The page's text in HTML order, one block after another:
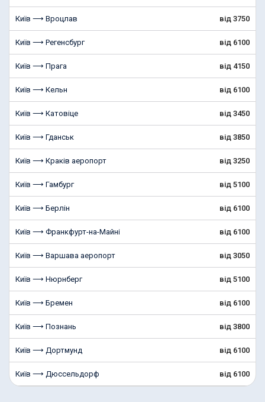
Київ ⟶ Вроцлав від 3750
Київ ⟶ Регенсбург від 6100
Київ ⟶ Прага від 4150
Київ ⟶ Кельн від 6100
Київ ⟶ Катовіце від 3450
Київ ⟶ Гданськ від 3850
Київ ⟶ Краків аеропорт від 3250
Київ ⟶ Гамбург від 5100
Київ ⟶ Берлін від 6100
Київ ⟶ Франкфурт-на-Майні від 6100
Київ ⟶ Варшава аеропорт від 3050
Київ ⟶ Нюрнберг від 5100
Київ ⟶ Бремен від 6100
Київ ⟶ Познань від 3800
Київ ⟶ Дортмунд від 6100
Київ ⟶ Дюссельдорф від 6100